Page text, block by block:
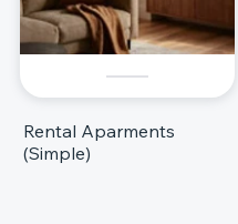
Rental Aparments
(Simple)